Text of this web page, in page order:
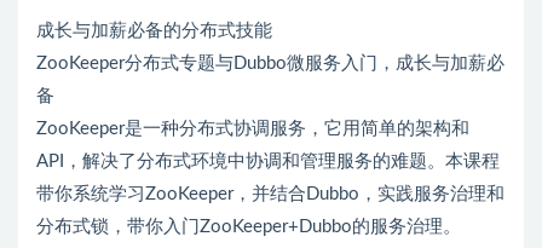
成长与加薪必备的分布式技能
ZooKeeper分布式专题与Dubbo微服务入门，成长与加薪必
备
ZooKeeper是一种分布式协调服务，它用简单的架构和
API，解决了分布式环境中协调和管理服务的难题。本课程
带你系统学习ZooKeeper，并结合Dubbo，实践服务治理和
分布式锁，带你入门ZooKeeper+Dubbo的服务治理。